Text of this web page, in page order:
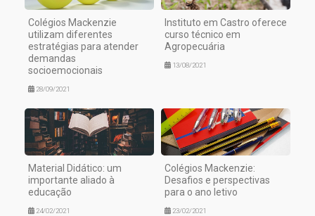
Colégios Mackenzie
utilizam diferentes
estratégias para atender
demandas
socioemocionais
28/09/2021
Instituto em Castro oferece
curso técnico em
Agropecuária
13/08/2021
Material Didático: um
importante aliado à
educação
24/02/2021
Colégios Mackenzie:
Desafios e perspectivas
para o ano letivo
23/02/2021